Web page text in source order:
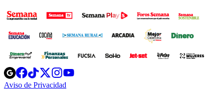
Opens
in
new
Opens
in
new
Opens
in
new
Opens
new
Aviso de Privacidad